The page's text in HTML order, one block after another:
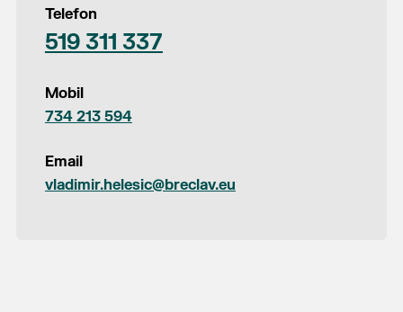
Telefon
519 311 337
Mobil
734 213 594
Email
vladimir.helesic@breclav.eu